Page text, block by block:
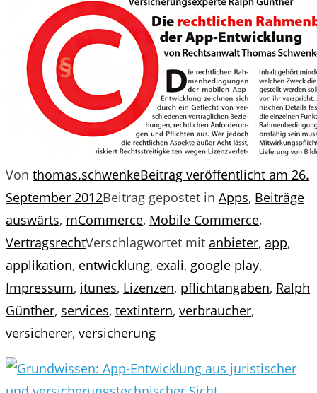
Von thomas.schwenkeBeitrag veröffentlicht am 26.
September 2012Beitrag gepostet in Apps, Beiträge
auswärts, mCommerce, Mobile Commerce,
VertragsrechtVerschlagwortet mit anbieter, app,
applikation, entwicklung, exali, google play,
Impressum, itunes, Lizenzen, pflichtangaben, Ralph
Günther, services, textintern, verbraucher,
versicherer, versicherung